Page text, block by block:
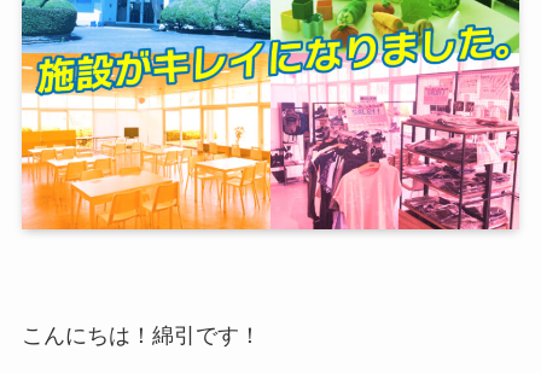
こんにちは！綿引です！